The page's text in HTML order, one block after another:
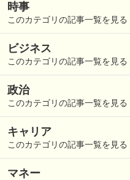
時事
このカテゴリの記事一覧を見る
ビジネス
このカテゴリの記事一覧を見る
政治
このカテゴリの記事一覧を見る
キャリア
このカテゴリの記事一覧を見る
マネー